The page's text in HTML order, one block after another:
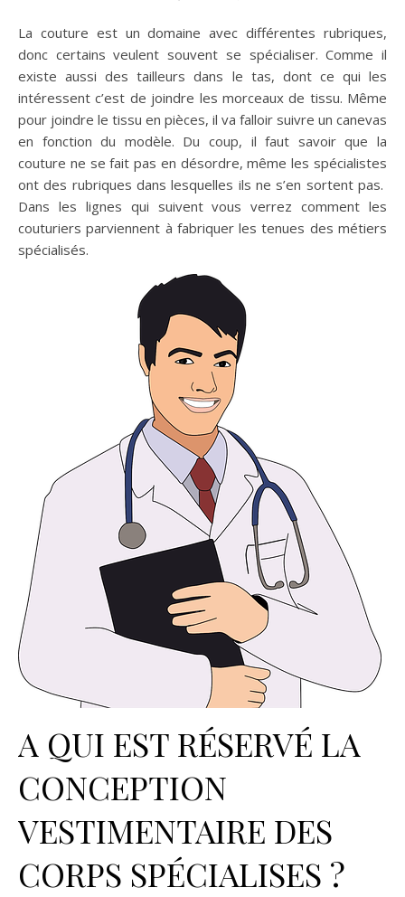
La couture est un domaine avec différentes rubriques,
donc certains veulent souvent se spécialiser. Comme il
existe aussi des tailleurs dans le tas, dont ce qui les
intéressent c’est de joindre les morceaux de tissu. Même
pour joindre le tissu en pièces, il va falloir suivre un canevas
en fonction du modèle. Du coup, il faut savoir que la
couture ne se fait pas en désordre, même les spécialistes
ont des rubriques dans lesquelles ils ne s’en sortent pas.
Dans les lignes qui suivent vous verrez comment les
couturiers parviennent à fabriquer les tenues des métiers
spécialisés.
A QUI EST RÉSERVÉ LA
CONCEPTION
VESTIMENTAIRE DES
CORPS SPÉCIALISES ?